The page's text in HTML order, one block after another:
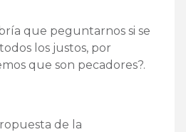
que peguntarnos si se
los justos, por
que son pecadores?.
de la